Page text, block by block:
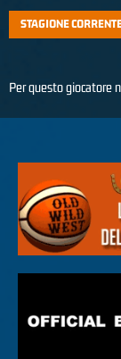
STAGIONE
Per questo giocatore